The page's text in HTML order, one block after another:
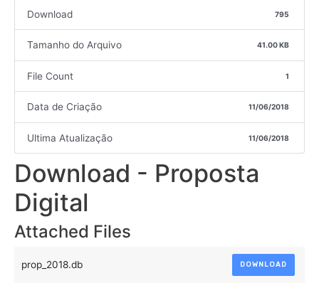
Download 795
Tamanho do Arquivo 41.00 KB
File Count 1
Data de Criação 11/06/2018
Ultima Atualização 11/06/2018
Download - Proposta
Digital
Attached Files
prop_2018.db DOWNLOAD